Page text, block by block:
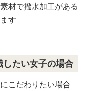
材で撥水加工がある
す。
したい女子の場合
こだわりたい場合